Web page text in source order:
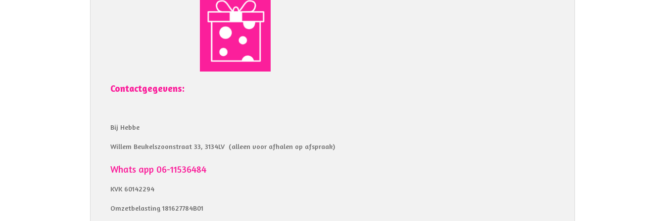
o
k
p
p
Contactgegevens:
Bij Hebbe
Willem Beukelszoonstraat 33, 3134LV (alleen voor afhalen op afspraak)
Whats app 06-11536484
KVK 60142294
Omzetbelasting 181627784B01